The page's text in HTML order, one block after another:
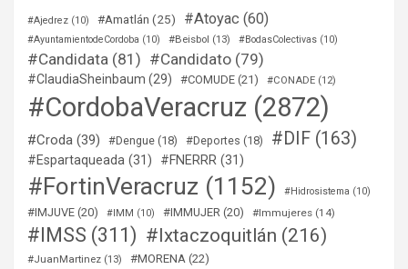
#Ajedrez (10) #Amatlán (25) #Atoyac (60)
#AyuntamientodeCordoba (10) #Beisbol (13) #BodasColectivas (10)
#Candidata (81) #Candidato (79)
#ClaudiaSheinbaum (29) #COMUDE (21) #CONADE (12)
#CordobaVeracruz (2872)
#Croda (39) #Dengue (18) #Deportes (18) #DIF (163)
#Espartaqueada (31) #FNERRR (31)
#FortinVeracruz (1152) #Hidrosistema (10)
#IMJUVE (20) #IMM (10) #IMMUJER (20) #Immujeres (14)
#IMSS (311) #Ixtaczoquitlán (216)
#JuanMartinez (13) #MORENA (22)